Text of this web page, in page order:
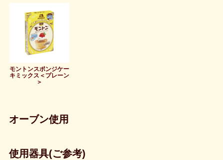
モントンスポンジケー
キミックス＜プレーン
＞
オーブン使用
使用器具(ご参考)